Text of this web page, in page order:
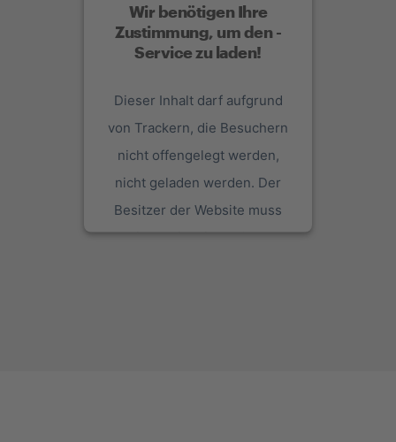
Wir benötigen Ihre
Zustimmung, um den -
Service zu laden!
Dieser Inhalt darf aufgrund
von Trackern, die Besuchern
nicht offengelegt werden,
nicht geladen werden. Der
Besitzer der Website muss
diese mit seinem CMP